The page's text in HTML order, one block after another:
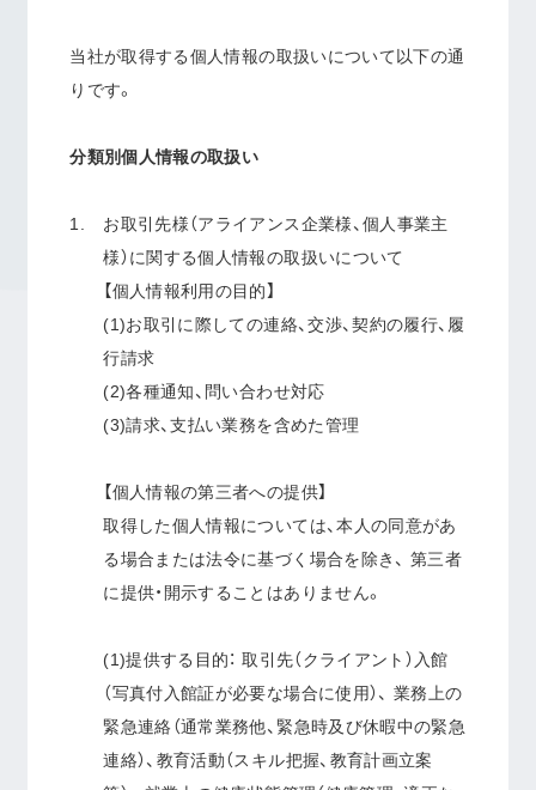
当社が取得する個人情報の取扱いについて以下の通
りです。
分類別個人情報の取扱い
お取引先様（アライアンス企業様、個⼈事業主
様）に関する個人情報の取扱いについて
【個人情報利用の目的】
(1)お取引に際しての連絡、交渉、契約の履行、履
行請求
(2)各種通知、問い合わせ対応
(3)請求、⽀払い業務を含めた管理
【個人情報の第三者への提供】
取得した個人情報については、本人の同意があ
る場合または法令に基づく場合を除き、 第三者
に提供・開示することはありません。
(1)提供する目的： 取引先（クライアント）入館
（写真付入館証が必要な場合に使用）、 業務上の
緊急連絡（通常業務他、緊急時及び休暇中の緊急
連絡）、教育活動（スキル把握、教育計画立案